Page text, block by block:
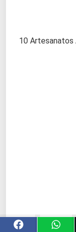
10 Artesanatos